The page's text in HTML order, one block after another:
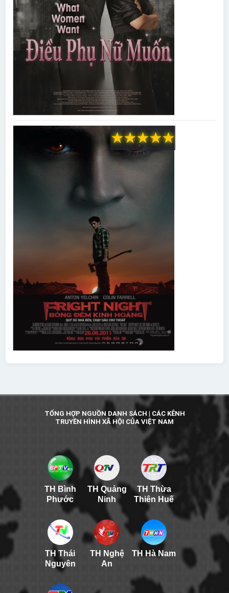
★
★
★
★
★
TỔNG HỢP NGUỒN DANH SÁCH | CÁC KÊNH
TRUYỀN HÌNH XÃ HỘI CỦA VIỆT NAM
TH Bình
Phước
TH Quảng
Ninh
TH Thừa
Thiên Huế
TH Thái
Nguyên
TH Nghệ
An
TH Hà Nam